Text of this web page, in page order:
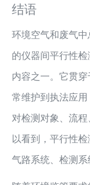
结语
环境空气和废气
的仪器间平行性
内容之一。它贯
常维护到执法应
对检测对象、流
以看到，平行性
气路系统、检测系